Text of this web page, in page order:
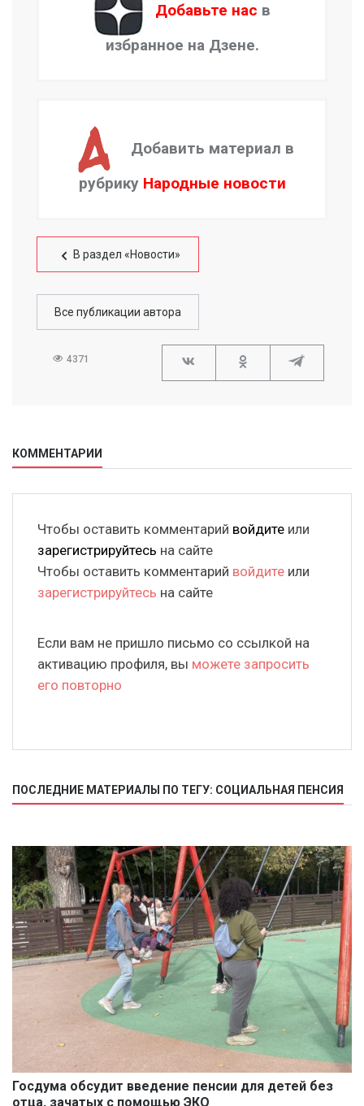
Добавьте нас в
избранное на Дзене.
Добавить материал в
рубрику Народные новости
В раздел «Новости»
Все публикации автора
4371
КОММЕНТАРИИ
Чтобы оставить комментарий войдите или
зарегистрируйтесь на сайте
Чтобы оставить комментарий войдите или
зарегистрируйтесь на сайте
Если вам не пришло письмо со ссылкой на
активацию профиля, вы можете запросить
его повторно
ПОСЛЕДНИЕ МАТЕРИАЛЫ ПО ТЕГУ: СОЦИАЛЬНАЯ ПЕНСИЯ
Госдума обсудит введение пенсии для детей без
отца, зачатых с помощью ЭКО